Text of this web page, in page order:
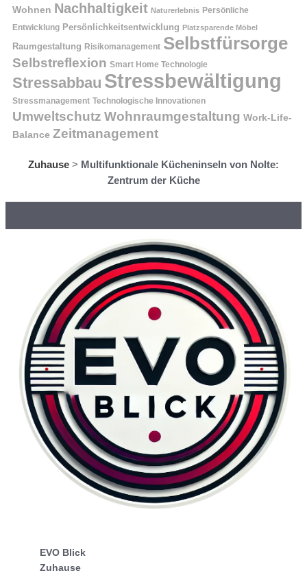
Wohnen Nachhaltigkeit Naturerlebnis Persönliche
Entwicklung Persönlichkeitsentwicklung Platzsparende Möbel
Raumgestaltung Risikomanagement Selbstfürsorge
Selbstreflexion Smart Home Technologie
Stressabbau Stressbewältigung
Stressmanagement Technologische Innovationen
Umweltschutz Wohnraumgestaltung Work-Life-
Balance Zeitmanagement
Zuhause > Multifunktionale Kücheninseln von Nolte:
Zentrum der Küche
EVO Blick
Zuhause